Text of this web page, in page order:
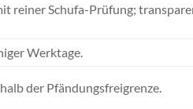
reiner Schufa-Prüfung;
Werktage.
der Pfändungsfreigrenze.